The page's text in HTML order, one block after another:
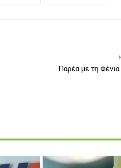
Παρέα με τη